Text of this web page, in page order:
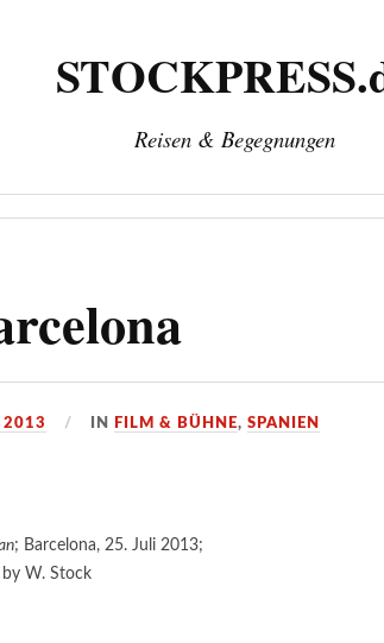
Reisen & Begegnungen
2013 IN FILM & BÜHNE,SPANIEN
; Barcelona, 25. Juli 2013;
W. Stock